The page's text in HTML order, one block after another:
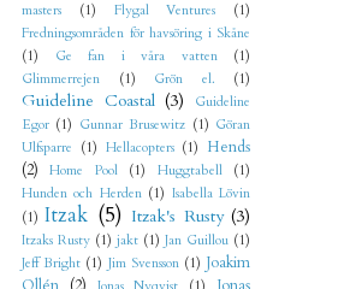
masters
(1) Flygal Ventures
(1)
Fredningsområden för havsöring i Skåne
(1)
Ge fan i våra vatten
(1)
Glimmerrejen
(1) Grön el. (1)
Guideline Coastal (3)
Guideline
Egor (1) Gunnar Brusewitz (1) Göran
Ulfsparre (1) Hellacopters (1) Hends
(2)
Home Pool (1) Huggtabell
(1)
Hunden och Herden (1) Isabella Lövin
(1) Itzak (5) Itzak's Rusty (3)
Itzaks Rusty (1) jakt (1) Jan Guillou (1)
Jeff Bright (1) Jim Svensson (1) Joakim